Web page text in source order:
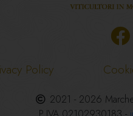
Policy
2021 - 2026